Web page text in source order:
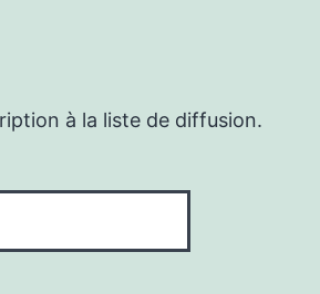
à la liste de diffusion.